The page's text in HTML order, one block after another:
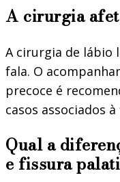
A cirurgia
A cirurgia de lábio
fala. O
precoce é
casos associados
Qual a
e fissura